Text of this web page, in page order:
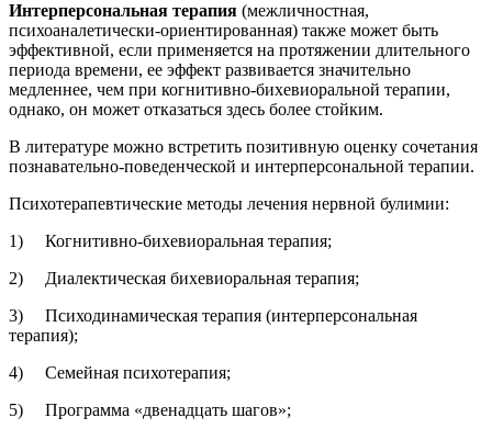
Интерперсональная терапия (межличностная,
психоаналетически-ориентированная) также может быть
эффективной, если применяется на протяжении длительного
периода времени, ее эффект развивается значительно
медленнее, чем при когнитивно-бихевиоральной терапии,
однако, он может отказаться здесь более стойким.
В литературе можно встретить позитивную оценку сочетания
познавательно-поведенческой и интерперсональной терапии.
Психотерапевтические методы лечения нервной булимии:
1) Когнитивно-бихевиоральная терапия;
2) Диалектическая бихевиоральная терапия;
3) Психодинамическая терапия (интерперсональная
терапия);
4) Семейная психотерапия;
5) Программа «двенадцать шагов»;